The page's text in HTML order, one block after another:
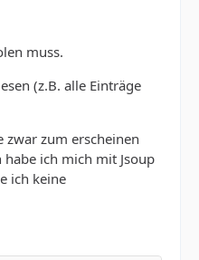
muss.
(z.B. alle Einträge
zwar zum erscheinen
ich mich mit Jsoup
ich keine